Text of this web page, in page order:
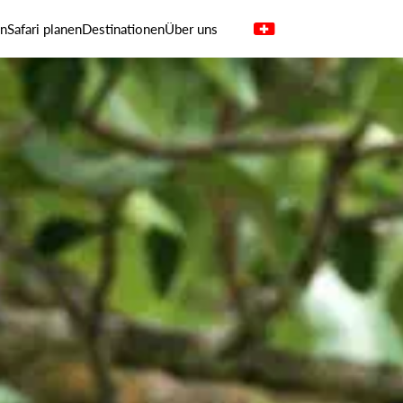
Safari planenDestinationenÜber uns